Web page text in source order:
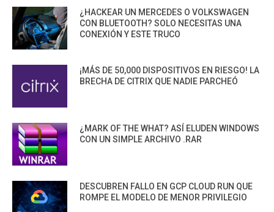
¿HACKEAR UN MERCEDES O VOLKSWAGEN
CON BLUETOOTH? SOLO NECESITAS UNA
CONEXIÓN Y ESTE TRUCO
¡MÁS DE 50,000 DISPOSITIVOS EN RIESGO! LA
BRECHA DE CITRIX QUE NADIE PARCHEÓ
¿MARK OF THE WHAT? ASÍ ELUDEN WINDOWS
CON UN SIMPLE ARCHIVO .RAR
DESCUBREN FALLO EN GCP CLOUD RUN QUE
ROMPE EL MODELO DE MENOR PRIVILEGIO